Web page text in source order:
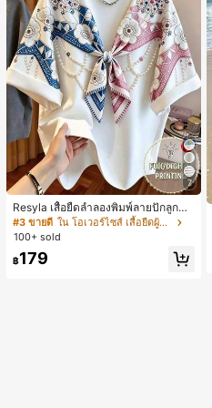
7
Resyla เสื้อยืดลำลองพิมพ์ลายปักลูกปัด
รูปโบว์ขนาดใหญ่สำหรับผู้หญิง
#3 ขายดี
ใน โอเวอร์ไซส์ เสื้อยืดผู้หญิง
100+ sold
฿179